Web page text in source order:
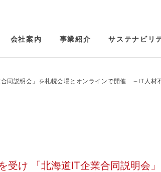
会社案内 事業紹介 サステナビリ
同説明会」を札幌会場とオンラインで開催 ～IT人材
受け 「北海道IT企業合同説明会